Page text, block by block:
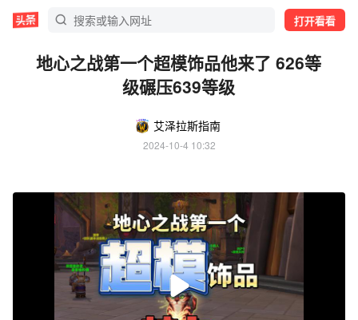
打开看看
地心之战第一个超模饰品他来了 626等
级碾压639等级
艾泽拉斯指南
2024-10-4 10:32